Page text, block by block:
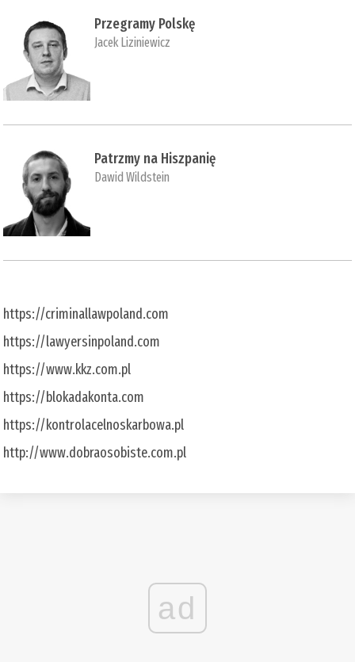
Przegramy Polskę
Jacek Liziniewicz
Patrzmy na Hiszpanię
Dawid Wildstein
https://criminallawpoland.com
https://lawyersinpoland.com
https://www.kkz.com.pl
https://blokadakonta.com
https://kontrolacelnoskarbowa.pl
http://www.dobraosobiste.com.pl
ad